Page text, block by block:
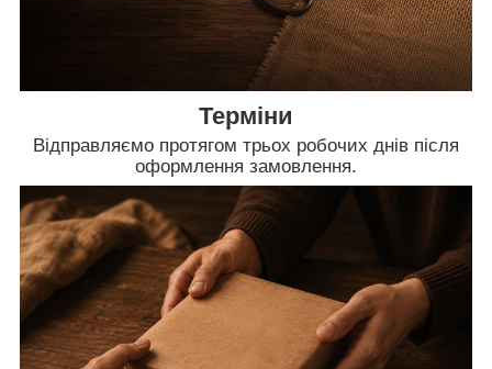
Терміни
Відправляємо протягом трьох робочих днів після
оформлення замовлення.